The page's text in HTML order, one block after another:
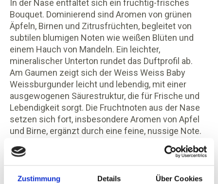
Zustimmung Details Über Cookies
In der Nase entfaltet sich ein fruchtig-frisches
Bouquet. Dominierend sind Aromen von grünen
Äpfeln, Birnen und Zitrusfrüchten, begleitet von
subtilen blumigen Noten wie weißen Blüten und
einem Hauch von Mandeln. Ein leichter,
mineralischer Unterton rundet das Duftprofil ab.
Am Gaumen zeigt sich der Weiss Weiss Baby
Weissburgunder leicht und lebendig, mit einer
ausgewogenen Säurestruktur, die für Frische und
Lebendigkeit sorgt. Die Fruchtnoten aus der Nase
setzen sich fort, insbesondere Aromen von Apfel
und Birne, ergänzt durch eine feine, nussige Note.
ein harmonisches Mundgefühl, das im Abgang mit
einer leichten Mineralität und einem dezenten
Zitrus-Finish endet.